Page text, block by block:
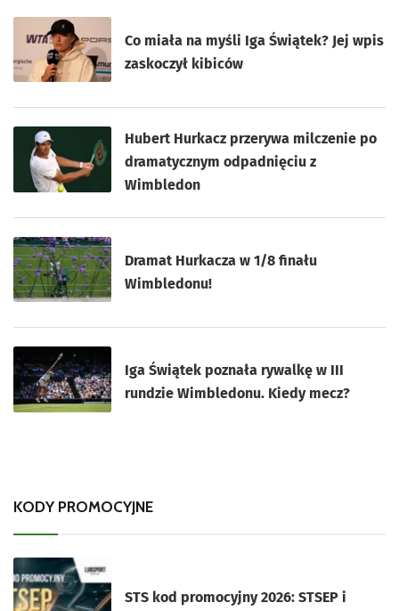
Co miała na myśli Iga Świątek? Jej wpis
zaskoczył kibiców
Hubert Hurkacz przerywa milczenie po
dramatycznym odpadnięciu z
Wimbledon
Dramat Hurkacza w 1/8 finału
Wimbledonu!
Iga Świątek poznała rywalkę w III
rundzie Wimbledonu. Kiedy mecz?
KODY PROMOCYJNE
STS kod promocyjny 2026: STSEP i